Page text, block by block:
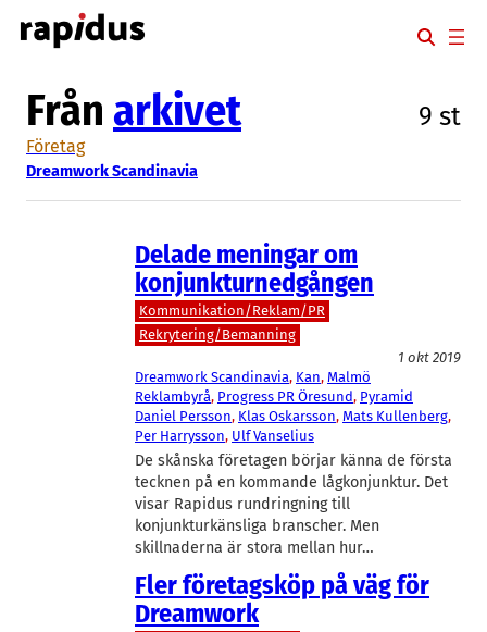
Hoppa
till
Från arkivet 9 st
Företag
Dreamwork Scandinavia
Delade meningar om
konjunkturnedgången
Kommunikation/Reklam/PR
Rekrytering/Bemanning
1 okt 2019
Dreamwork Scandinavia, Kan, Malmö
Reklambyrå, Progress PR Öresund, Pyramid
Daniel Persson, Klas Oskarsson, Mats Kullenberg
Per Harrysson, Ulf Vanselius
De skånska företagen börjar känna de första
tecknen på en kommande lågkonjunktur. Det
visar Rapidus rundringning till
konjunkturkänsliga branscher. Men
skillnaderna är stora mellan hur…
Fler företagsköp på väg för
Dreamwork